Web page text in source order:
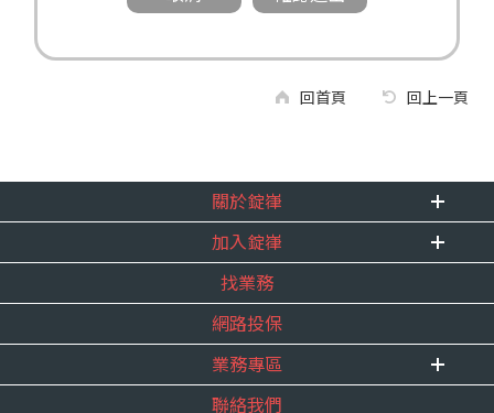
（一）期間：蒐集之目的存續期間及依法令規定
（四）方式：自動化機器或其他非自動化之方
四、當事人依個資法第三條規定得行使之權利及方
（一）當事人得行使之權利
台端就錠嵂公司向 台端所蒐集之個人資
料，得向錠嵂公司行使下列權利，除法令
回首頁 回上一頁
關於錠嵂
企業資訊
重要事跡
得獎紀錄
服務宣言
合作夥伴
加入錠嵂
內勤招聘
精英招募
年度增員計畫
找業務
網路投保
業務專區
聯絡我們